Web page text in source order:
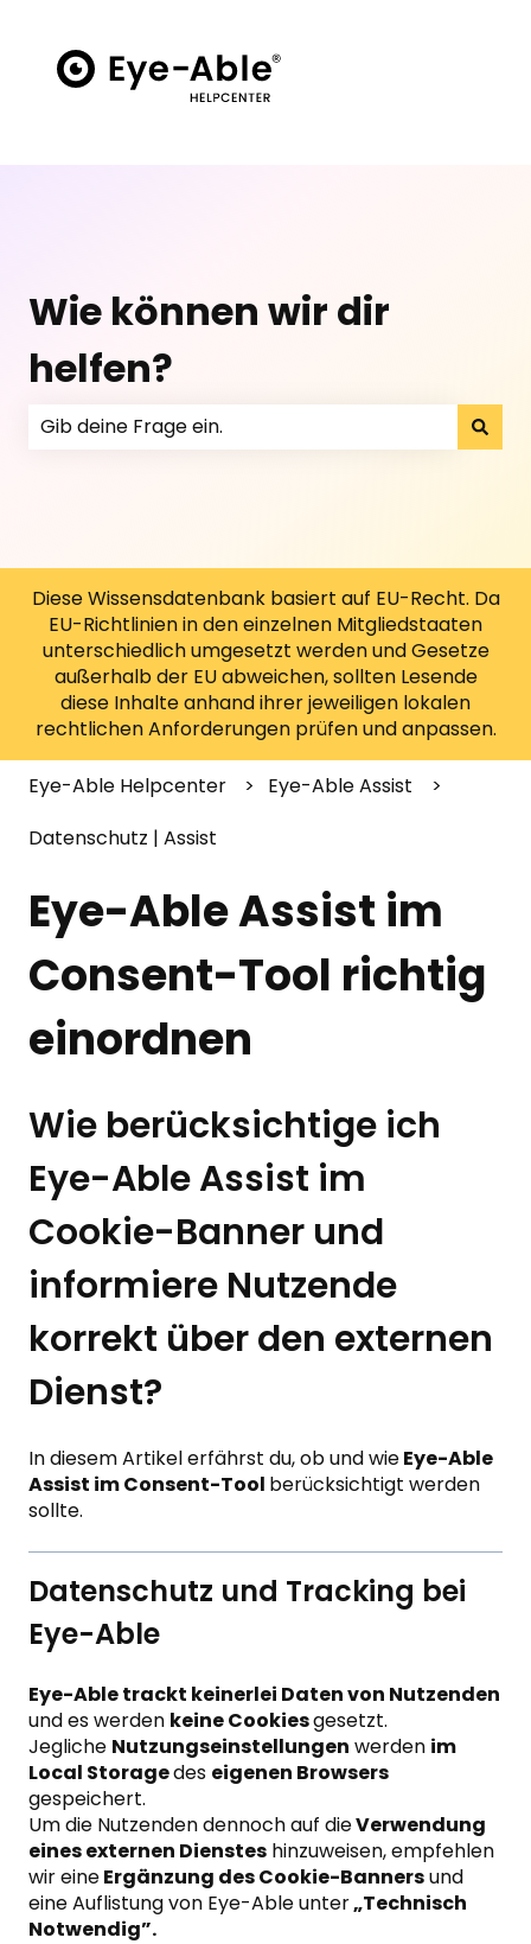
Wie können wir dir
helfen?
Diese Wissensdatenbank basiert auf EU-Recht. Da
EU-Richtlinien in den einzelnen Mitgliedstaaten
unterschiedlich umgesetzt werden und Gesetze
außerhalb der EU abweichen, sollten Lesende
diese Inhalte anhand ihrer jeweiligen lokalen
rechtlichen Anforderungen prüfen und anpassen.
Eye-Able Helpcenter
Eye-Able Assist
Datenschutz | Assist
Eye-Able Assist im
Consent-Tool richtig
einordnen
Wie berücksichtige ich
Eye-Able Assist im
Cookie-Banner und
informiere Nutzende
korrekt über den externen
Dienst?
In diesem Artikel erfährst du, ob und wieEye-Able
Assist im Consent-Tool berücksichtigt werden
sollte.
Datenschutz und Tracking bei
Eye-Able
Eye-Able trackt keinerlei Daten von Nutzenden
und es werden keine Cookiesgesetzt.
Jegliche Nutzungseinstellungen werden im
Local Storagedes eigenen Browsers
gespeichert.
Um die Nutzenden dennoch auf dieVerwendung
eines externen Dienstes hinzuweisen, empfehlen
wir eineErgänzung des Cookie-Bannersund
eine Auflistung von Eye-Able unter„Technisch
Notwendig”.